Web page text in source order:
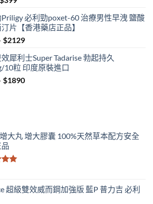
is:
$399.
必利勁poxet-60 治療男性早洩 鹽酸
片【香港藥店正品】
$2129Price
$829
through
$2129
犀利士Super Tadarise 勃起持久
10粒 印度原裝進口
$1890Price
大丸 增大膠囊 100%天然草本配方安全
超級雙效威而鋼加強版 藍P 普力吉 必利